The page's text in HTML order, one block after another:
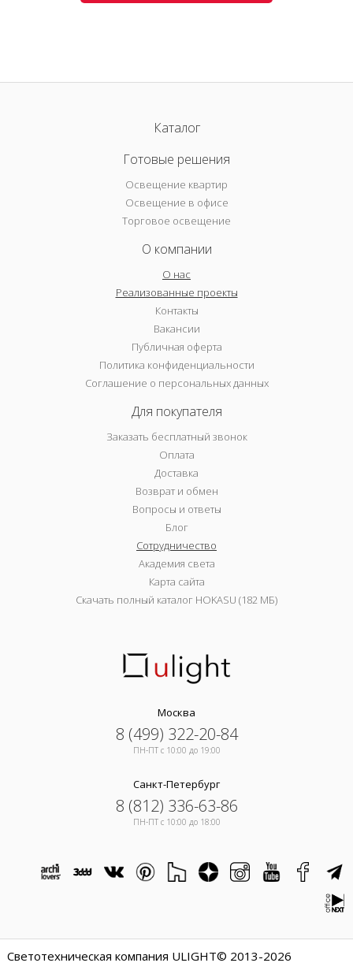
Каталог
Готовые решения
Освещение квартир
Освещение в офисе
Торговое освещение
О компании
О нас
Реализованные проекты
Контакты
Вакансии
Публичная оферта
Политика конфиденциальности
Соглашение о персональных данных
Для покупателя
Заказать бесплатный звонок
Оплата
Доставка
Возврат и обмен
Вопросы и ответы
Блог
Сотрудничество
Академия света
Карта сайта
Скачать полный каталог HOKASU (182 МБ)
Москва
8 (499) 322-20-84
ПН-ПТ c 10:00 до 19:00
Санкт-Петербург
8 (812) 336-63-86
ПН-ПТ c 10:00 до 18:00
Светотехническая компания ULIGHT© 2013-2026